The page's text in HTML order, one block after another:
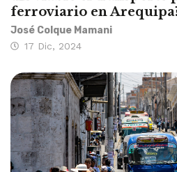
ferroviario en
José Colque Mamani
17 Dic, 2024